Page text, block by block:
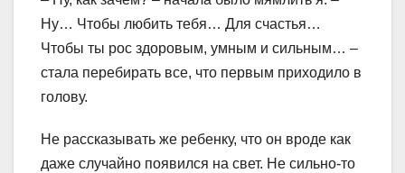
Ну… Чтобы любить тебя… Для счастья…
Чтобы ты рос здоровым, умным и сильным… –
стала перебирать все, что первым приходило в
голову.
Не рассказывать же ребенку, что он вроде как
даже случайно появился на свет. Не сильно-то